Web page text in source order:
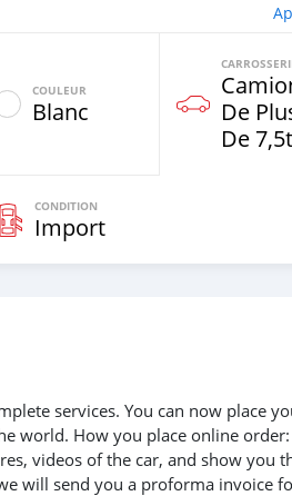
COULEUR
Blanc
De
De 7,5t
CONDITION
Import
services. You can now place
world. How you place online
videos of the car, and show you
will send you a proforma invoice